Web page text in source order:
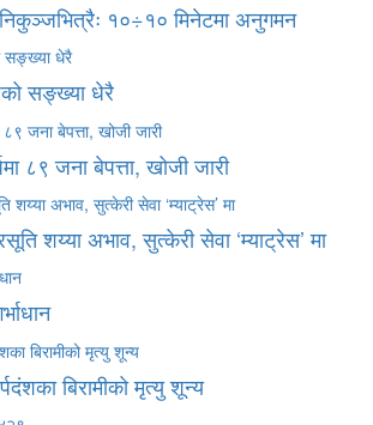
निकुञ्जभित्रैः १०÷१० मिनेटमा अनुगमन
सङ्ख्या धेरै
८९ जना बेपत्ता, खोजी जारी
शय्या अभाव, सुत्केरी सेवा ‘म्याट्रेस’ मा
बिरामीको मृत्यु शून्य